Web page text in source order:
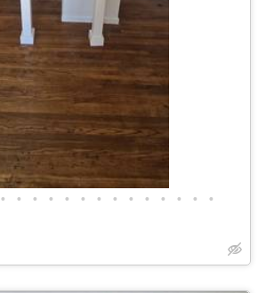
• • • • • • • • • • • • • •